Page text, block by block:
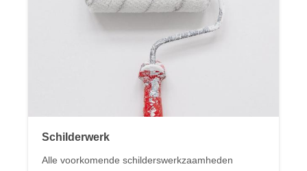
Schilderwerk
Alle voorkomende schilderswerkzaamheden